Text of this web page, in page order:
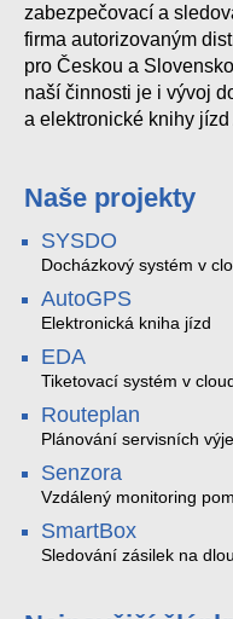
zabezpečovací a
firma autorizovaným
pro Českou a
naší činnosti je i vývoj
a elektronické knihy jízd
Naše projekty
SYSDO
Docházkový systém v
AutoGPS
Elektronická kniha jízd
EDA
Tiketovací systém v
Routeplan
Plánování servisních
Senzora
Vzdálený monitoring
SmartBox
Sledování zásilek na